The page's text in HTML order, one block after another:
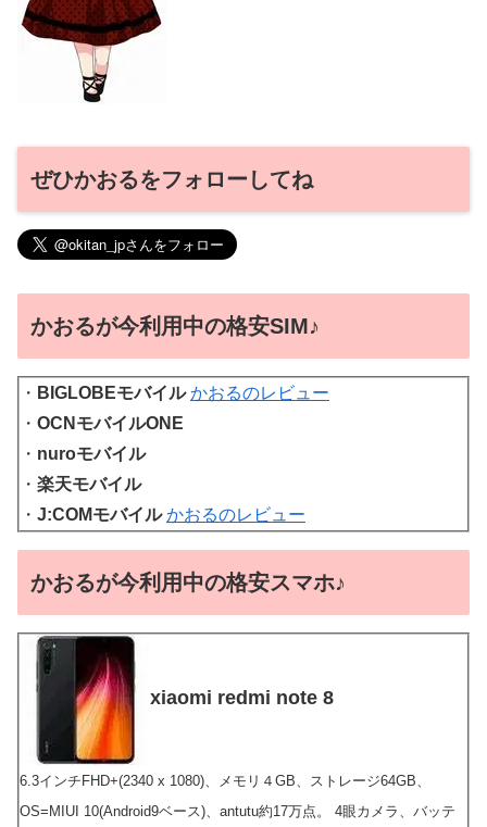
ぜひかおるをフォローしてね
かおるが今利用中の格安SIM♪
・ BIGLOBEモバイル かおるのレビュー
・ OCNモバイルONE
・ nuroモバイル
・ 楽天モバイル
・ J:COMモバイル かおるのレビュー
かおるが今利用中の格安スマホ♪
xiaomi redmi note 8
6.3インチFHD+(2340 x 1080)、メモリ４GB、ストレージ64GB、
OS=MIUI 10(Android9ベース)、antutu約17万点。 4眼カメラ、バッテ